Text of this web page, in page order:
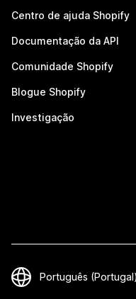
Centro de ajuda Shopify
Documentação da API
Comunidade Shopify
Blogue Shopify
Investigação